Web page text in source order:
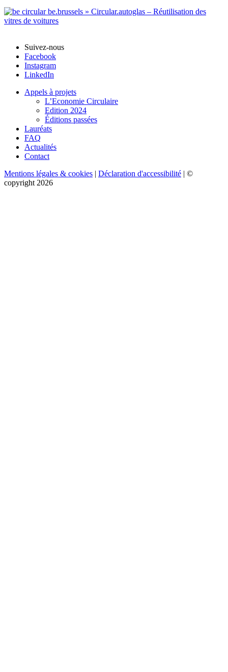
Suivez-nous
Facebook
Instagram
LinkedIn
Appels à projets
L’Economie Circulaire
Edition 2024
Éditions passées
Lauréats
FAQ
Actualités
Contact
Mentions légales & cookies | Déclaration d'accessibilité | ©
copyright 2026